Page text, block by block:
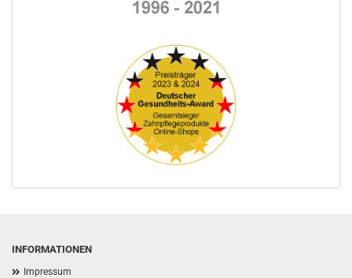
INFORMATIONEN
Impressum